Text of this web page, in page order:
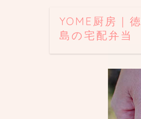
YOME厨房 | 徳
島の宅配弁当